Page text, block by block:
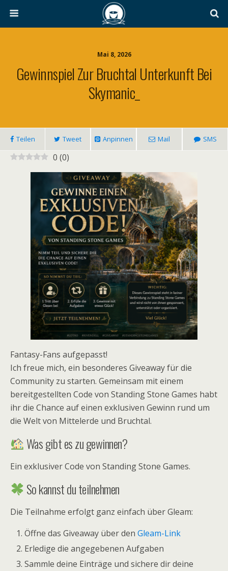
Mai 8, 2026
Gewinnspiel Zur Bruchtal Unterkunft Bei
Skymanic_
Teilen Tweet Anpinnen Mail SMS
0 (0)
Fantasy-Fans aufgepasst!
Ich freue mich, ein besonderes Giveaway für die
Community zu starten. Gemeinsam mit einem
bereitgestellten Code von Standing Stone Games habt
ihr die Chance auf einen exklusiven Gewinn rund um
die Welt von Mittelerde und Bruchtal.
Was gibt es zu gewinnen?
Ein exklusiver Code von Standing Stone Games.
So kannst du teilnehmen
Die Teilnahme erfolgt ganz einfach über Gleam:
Öffne das Giveaway über denGleam-Link
Erledige die angegebenen Aufgaben
Sammle deine Einträge und sichere dir deine